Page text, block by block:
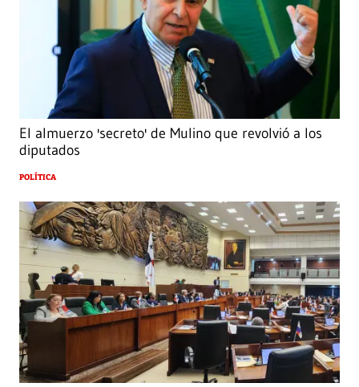
El almuerzo 'secreto' de Mulino que revolvió a los
diputados
POLÍTICA